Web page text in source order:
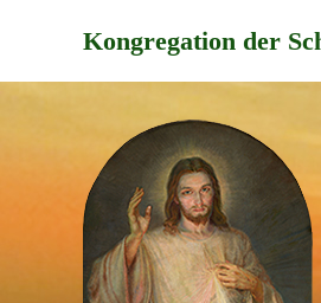
Kongregation der